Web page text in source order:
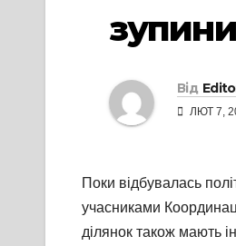
Від
ЛЮТ 7,
Поки відбувалась
учасниками
ділянок також мають